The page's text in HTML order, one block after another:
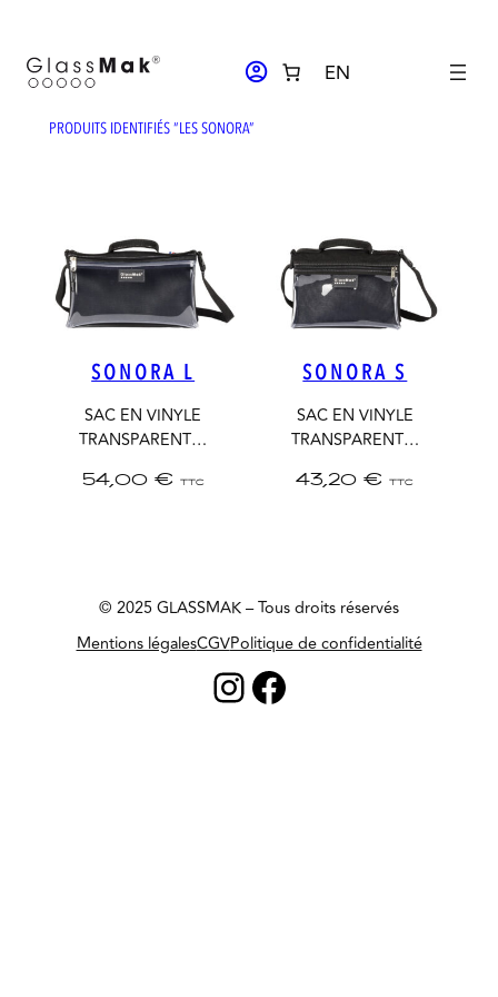
contenu
ACCOUNT_CIRCLE EN
PRODUITS IDENTIFIÉS “LES SONORA”
SONORA L
SAC EN VINYLE
TRANSPARENT…
54,00 € TTC
SONORA S
SAC EN VINYLE
TRANSPARENT…
43,20€ TTC
© 2025 GLASSMAK – Tous droits réservés
Mentions légalesCGVPolitique de confidentialité
InstagramFacebook